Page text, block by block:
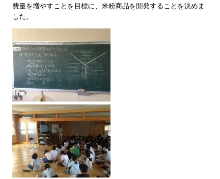
費量を増やすことを目標に、米粉商品を開発することを決めま
した。